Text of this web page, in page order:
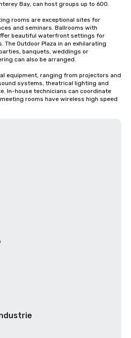
Bay, can host groups up to 600.
rooms are exceptional sites for
and seminars. Ballrooms with
beautiful waterfront settings for
Outdoor Plaza in an exhilarating
banquets, weddings or
can also be arranged.
equipment, ranging from projectors and
systems, theatrical lighting and
In-house technicians can coordinate
rooms have wireless high speed